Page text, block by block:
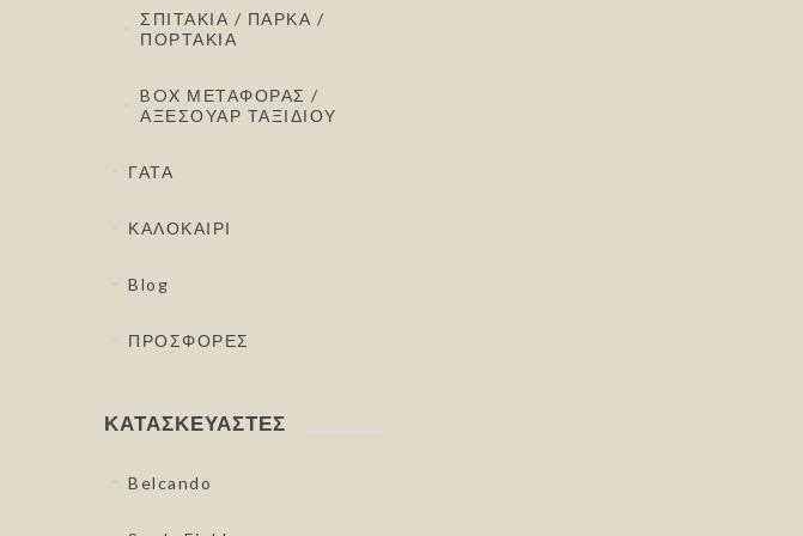
ΣΠΙΤΑΚΙΑ / ΠΑΡΚΑ /
ΠΟΡΤΑΚΙΑ
BOX ΜΕΤΑΦΟΡΑΣ /
ΑΞΕΣΟΥΑΡ ΤΑΞΙΔΙΟΥ
ΓΑΤΑ
ΚΑΛΟΚΑΙΡΙ
Blog
ΠΡΟΣΦΟΡΕΣ
ΚΑΤΑΣΚΕΥΑΣΤΈΣ
Belcando